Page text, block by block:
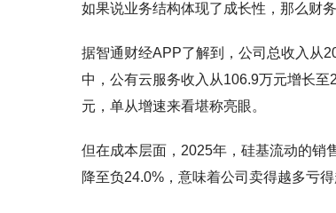
如果说业务结构体现了成长性，那么财
据智通财经APP了解到，公司总收入从
中，公有云服务收入从106.9万元增长
元，单从增速来看堪称亮眼。
但在成本层面，2025年，硅基流动的销
降至负24.0%，意味着公司卖得越多亏得